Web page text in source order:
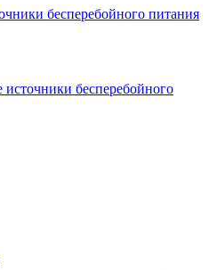
бесперебойного питания
источники бесперебойного